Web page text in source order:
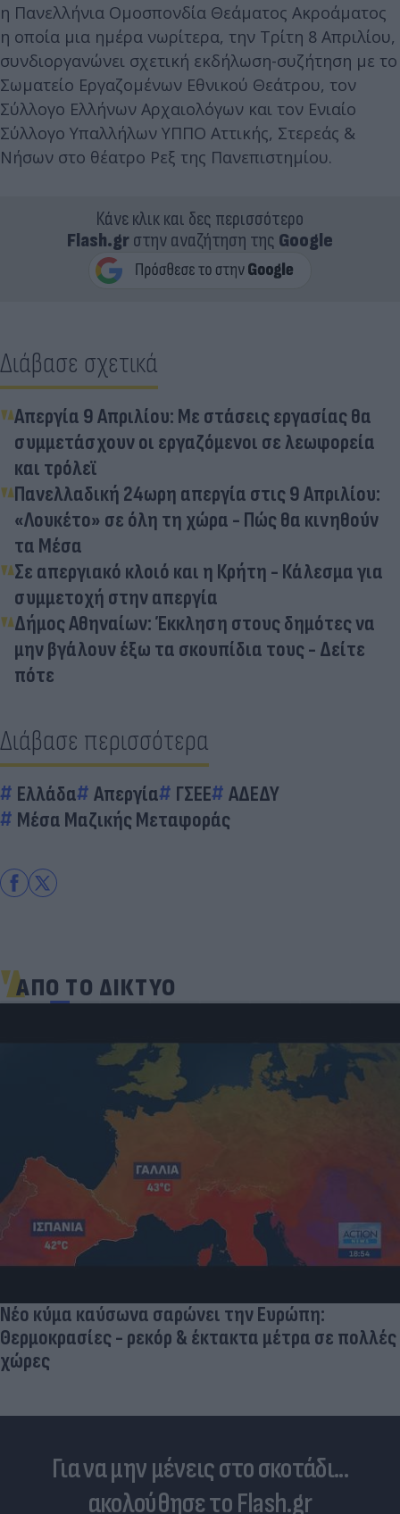
η Πανελλήνια Ομοσπονδία Θεάματος Ακροάματος
η οποία μια ημέρα νωρίτερα, την Τρίτη 8 Απριλίου,
συνδιοργανώνει σχετική εκδήλωση-συζήτηση με το
Σωματείο Εργαζομένων Εθνικού Θεάτρου, τον
Σύλλογο Ελλήνων Αρχαιολόγων και τον Ενιαίο
Σύλλογο Υπαλλήλων ΥΠΠΟ Αττικής, Στερεάς &
Νήσων στο θέατρο Ρεξ της Πανεπιστημίου.
Κάνε κλικ και δες περισσότερο
Flash.grστην αναζήτηση της Google
Διάβασε σχετικά
Απεργία 9 Απριλίου: Με στάσεις εργασίας θα
συμμετάσχουν οι εργαζόμενοι σε λεωφορεία
και τρόλεϊ
Πανελλαδική 24ωρη απεργία στις 9 Απριλίου:
«Λουκέτο» σε όλη τη χώρα - Πώς θα κινηθούν
τα Μέσα
Σε απεργιακό κλοιό και η Κρήτη - Κάλεσμα για
συμμετοχή στην απεργία
Δήμος Αθηναίων: Έκκληση στους δημότες να
μην βγάλουν έξω τα σκουπίδια τους - Δείτε
πότε
Διάβασε περισσότερα
Ελλάδα Απεργία ΓΣΕΕ
ΑΔΕΔΥ
Μέσα Μαζικής Μεταφοράς
ΑΠΟ ΤΟ ΔΙΚΤΥΟ
Νέο κύμα καύσωνα σαρώνει την Ευρώπη:
Θερμοκρασίες - ρεκόρ & έκτακτα μέτρα σε πολλές
χώρες
Για να μην μένεις στο σκοτάδι...
ακολούθησε το Flash.gr